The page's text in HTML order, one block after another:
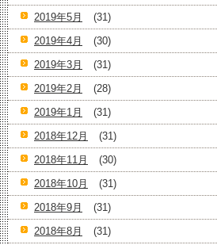
2019年5月
(31)
2019年4月
(30)
2019年3月
(31)
2019年2月
(28)
2019年1月
(31)
2018年12月
(31)
2018年11月
(30)
2018年10月
(31)
2018年9月
(31)
2018年8月
(31)